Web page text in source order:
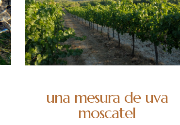
una mesura de uva
moscatel